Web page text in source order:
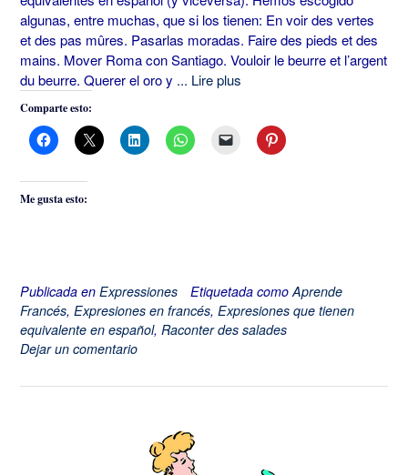
algunas, entre muchas, que si los tienen: En voir des vertes
et des pas mûres. Pasarlas moradas. Faire des pieds et des
mains. Mover Roma con Santiago. Vouloir le beurre et l’argent
du beurre. Querer el oro y ... Lire plus
Comparte esto:
Me gusta esto:
Publicada en Expressiones Etiquetada como Aprende
Francés, Expresiones en francés, Expresiones que tienen
equivalente en español, Raconter des salades
Dejar un comentario